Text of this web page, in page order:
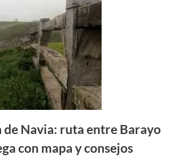
de Navia: ruta entre Barayo
con mapa y consejos